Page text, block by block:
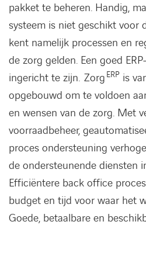
pakket te beheren. Handig,
systeem is niet geschikt voor
kent namelijk processen en
de zorg gelden. Een goed
ingericht te zijn. Zorg ERP is
opgebouwd om te voldoen
en wensen van de zorg. Met
voorraadbeheer,
proces ondersteuning
de ondersteunende diensten
Efficiëntere back office
budget en tijd voor waar het
Goede, betaalbare en